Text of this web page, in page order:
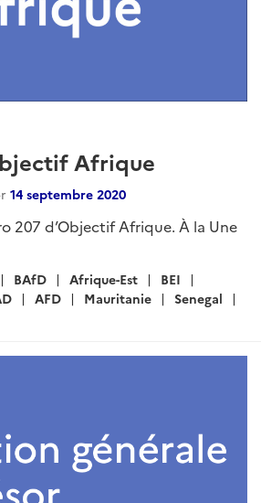
Afrique
14 septembre 2020
207 d’Objectif Afrique. À la Une
BAfD Afrique-Est
BEI
AFD Mauritanie
Senegal